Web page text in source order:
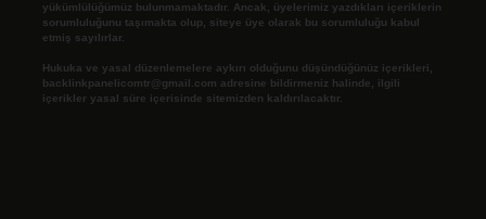
yükümlülüğümüz bulunmamaktadır. Ancak, üyelerimiz yazdıkları içeriklerin
sorumluluğunu taşımakta olup, siteye üye olarak bu sorumluluğu kabul
etmiş sayılırlar.
Hukuka ve yasal düzenlemelere aykırı olduğunu düşündüğünüz içerikleri,
backlinkpanelicomtr@gmail.com adresine bildirmeniz halinde, ilgili
içerikler yasal süre içerisinde sitemizden kaldırılacaktır.